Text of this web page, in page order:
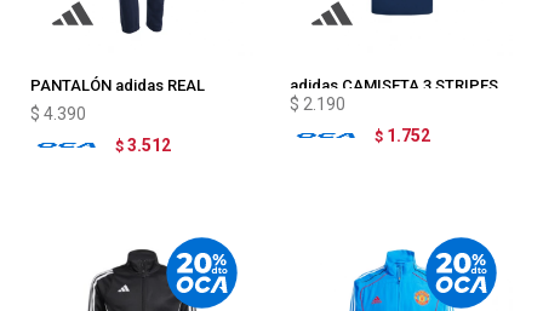
PANTALÓN adidas REAL
MADRID US PACK
$ 4.390
$ 3.512
adidas CAMISETA 3 STRIPES
$ 2.190
$ 1.752